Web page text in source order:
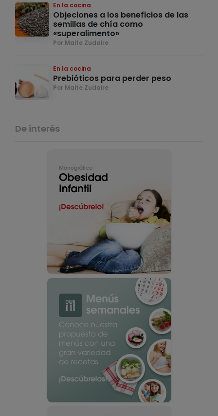
En la cocina
Objeciones a los beneficios de las
semillas de chía como
«superalimento»
Por Maite Zudaire
En la cocina
Prebióticos para perder peso
Por Maite Zudaire
De interés